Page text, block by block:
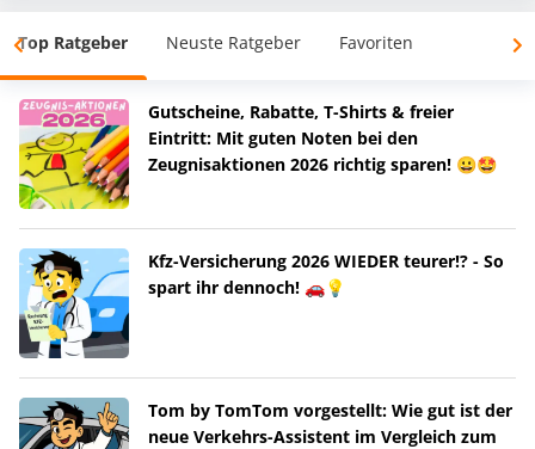
Top Ratgeber Neuste Ratgeber Favoriten
Gutscheine, Rabatte, T-Shirts & freier
Eintritt: Mit guten Noten bei den
Zeugnisaktionen 2026 richtig sparen! 😀🤩
Kfz-Versicherung 2026 WIEDER teurer!? - So
spart ihr dennoch! 🚗💡
Tom by TomTom vorgestellt: Wie gut ist der
neue Verkehrs-Assistent im Vergleich zum